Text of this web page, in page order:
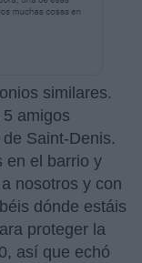
similares.
amigos
Saint-Denis.
en el barrio y
nosotros y con
dónde estáis
proteger la
así que echó